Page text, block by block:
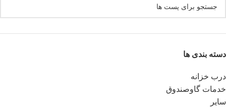
دسته بندی ها
درب خزانه
خدمات گاوصندوق
سایر